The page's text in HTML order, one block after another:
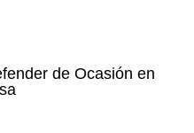
de Ocasión en